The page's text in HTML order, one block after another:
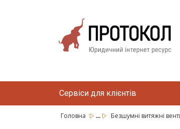
Сервіси для клієнтів
Головна ... Безшумні витяжні